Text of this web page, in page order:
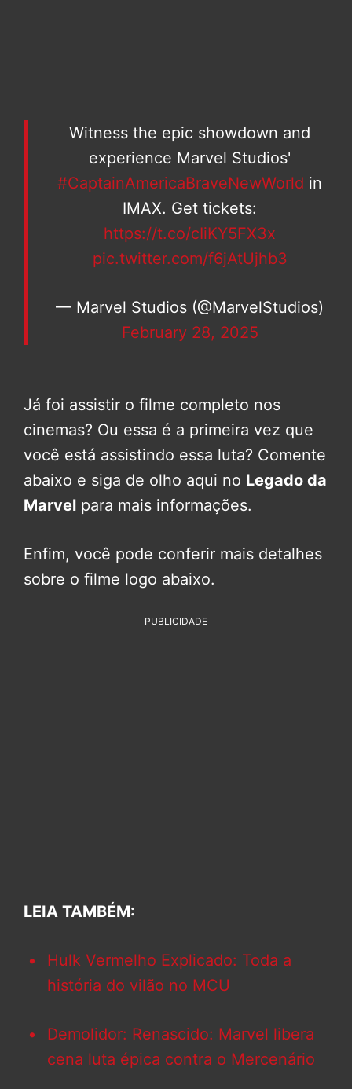
Witness the epic showdown and
experience Marvel Studios'
#CaptainAmericaBraveNewWorld in
IMAX. Get tickets:
https://t.co/cIiKY5FX3x
pic.twitter.com/f6jAtUjhb3
— Marvel Studios (@MarvelStudios)
February 28, 2025
Já foi assistir o filme completo nos
cinemas? Ou essa é a primeira vez que
você está assistindo essa luta? Comente
abaixo e siga de olho aqui no Legado da
Marvel para mais informações.
Enfim, você pode conferir mais detalhes
sobre o filme logo abaixo.
PUBLICIDADE
LEIA TAMBÉM:
Hulk Vermelho Explicado: Toda a
história do vilão no MCU
Demolidor: Renascido: Marvel libera
cena luta épica contra o Mercenário